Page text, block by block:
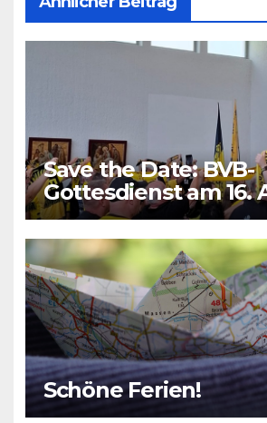
Save the Date: BVB-
Gottesdienst am 16.
2026
Schöne Ferien!